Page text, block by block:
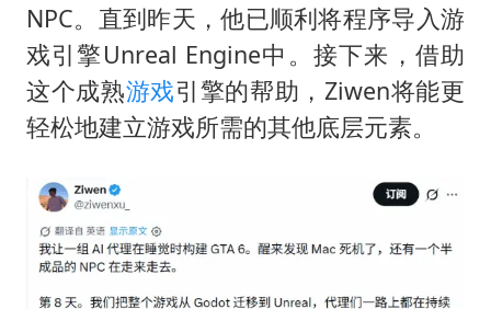
NPC。直到昨天，他已顺利将程序导入游
戏引擎Unreal Engine中。接下来，借助
这个成熟游戏引擎的帮助，Ziwen将能更
轻松地建立游戏所需的其他底层元素。